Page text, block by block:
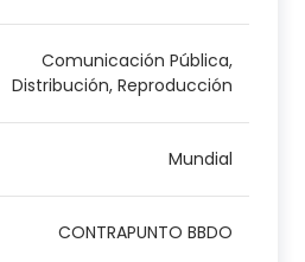
Comunicación Pública,
Distribución, Reproducción
Mundial
CONTRAPUNTO BBDO